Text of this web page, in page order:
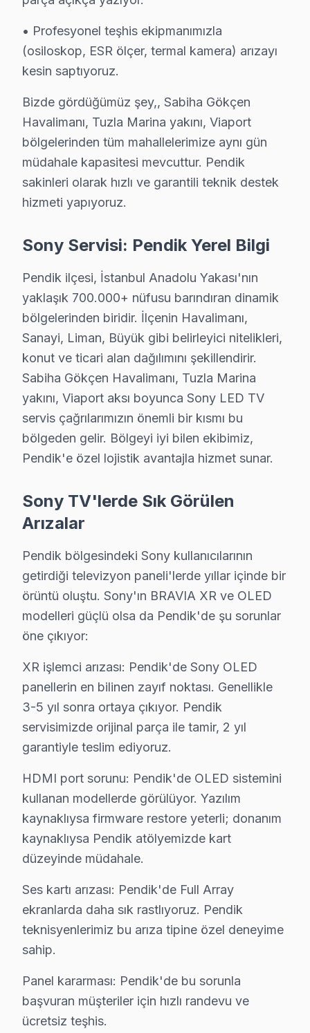
Pendik'de fiyat konusunda şeffaflık ilkemizdir.
Pendik'de arıza tespiti: Ücretsiz. Herhangi bir ön
Pendik garantili fiyat: Pendik servisimizde teklif edilen
Pendik'de ödeme seçenekleri: Nakit, kredi kartı,
» Pendik'de Sony panel tamir fiyatı öğrenmek için
Pendik × Sony: Yerel İçerik ve Deneyim
Pendik servis lojistiği, ilçenin Anadolu Yakası'ndaki
İkinci katman — Orta kuşak: Tuzla Marina yakını ve
Üçüncü katman — Dış mahalleler: Viaport ve
Pendik'de Sony servisi seçmeden önce sorulması
"Sony OLED için orijinal parça mı kullanıyorsunuz?"
"Pendik'nin her mahallesine geliyor musunuz?" —
Pendik'deki Sony teknik servis deneyimi,
Sony OLED panel sürücü katmanında LVDS sinyal
Sony OLED modellerindeki HDMI paraziti de Pendik
Pendik'de Sony servisimizle tanışmadan önce ve
"Sonra" tablosu şu: Aynı müşteri bizimle iletişime
Tuzla Marina yakını mahallesindeki başka bir
İkinci ilke — Onaysız başlamama: Kesin teklif, müşteri
Dördüncü ilke — Garanti dahil fiyat: İşçilik garantisi (6
İkinci pik — Mart sonu: Bahar temizliği sırasında
Üçüncü pik — Haziran: Ramazan Bayramı ve yaz
Beşinci pik — Kasım: Alışveriş sezonu kampanyaları
14 yıllık Pendik servis arşivi, Sony TV arıza
Memnuniyet verisi yıllar içinde bir iyileşme hikayesi
Neden Pendik'de Sony teknik desteği Tercih
Pendik Sony TV Ekran Anakart Profesyonel Servis ve Tamir
• Pendik'de 25+ sertifikalı teknisyen Sony TV
• Pendik'de sadece orijinal parça kullanıyoruz.
• Profesyonel teşhis ekipmanımızla (osiloskop, ESR
Bizde gördüğümüz şey,, Sabiha Gökçen
Sony Servisi: Pendik Yerel Bilgi
Pendik ilçesi, İstanbul Anadolu Yakası'nın yaklaşık
Sony TV'lerde Sık Görülen Arızalar
Pendik bölgesindeki Sony kullanıcılarının getirdiği
XR işlemci arızası: Pendik'de Sony OLED panellerin
HDMI port sorunu: Pendik'de OLED sistemini
• Profesyonel teşhis ekipmanımızla
(osiloskop, ESR ölçer, termal kamera) arızayı
kesin saptıyoruz.
Bizde gördüğümüz şey,, Sabiha Gökçen
Havalimanı, Tuzla Marina yakını, Viaport
bölgelerinden tüm mahallelerimize aynı gün
müdahale kapasitesi mevcuttur. Pendik
sakinleri olarak hızlı ve garantili teknik destek
hizmeti yapıyoruz.
Sony Servisi: Pendik Yerel Bilgi
Pendik ilçesi, İstanbul Anadolu Yakası'nın
yaklaşık 700.000+ nüfusu barındıran dinamik
bölgelerinden biridir. İlçenin Havalimanı,
Sanayi, Liman, Büyük gibi belirleyici nitelikleri,
konut ve ticari alan dağılımını şekillendirir.
Sabiha Gökçen Havalimanı, Tuzla Marina
yakını, Viaport aksı boyunca Sony LED TV
servis çağrılarımızın önemli bir kısmı bu
bölgeden gelir. Bölgeyi iyi bilen ekibimiz,
Pendik'e özel lojistik avantajla hizmet sunar.
Sony TV'lerde Sık Görülen
Arızalar
Pendik bölgesindeki Sony kullanıcılarının
getirdiği televizyon paneli'lerde yıllar içinde bir
örüntü oluştu. Sony'ın BRAVIA XR ve OLED
modelleri güçlü olsa da Pendik'de şu sorunlar
öne çıkıyor:
XR işlemci arızası: Pendik'de Sony OLED
panellerin en bilinen zayıf noktası. Genellikle
3-5 yıl sonra ortaya çıkıyor. Pendik
servisimizde orijinal parça ile tamir, 2 yıl
garantiyle teslim ediyoruz.
HDMI port sorunu: Pendik'de OLED sistemini
kullanan modellerde görülüyor. Yazılım
kaynaklıysa firmware restore yeterli; donanım
kaynaklıysa Pendik atölyemizde kart
düzeyinde müdahale.
Ses kartı arızası: Pendik'de Full Array
ekranlarda daha sık rastlıyoruz. Pendik
teknisyenlerimiz bu arıza tipine özel deneyime
sahip.
Panel kararması: Pendik'de bu sorunla
başvuran müşteriler için hızlı randevu ve
ücretsiz teşhis.